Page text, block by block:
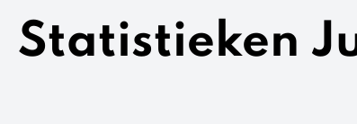
Statistieken